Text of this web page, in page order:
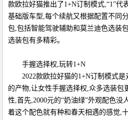
款欧拉好猫推出了1+N订制模式,“1”代
基础版车型,每个续航又根据配置不同
包,包括智能驾驶辅助和莫兰迪色选装
选装包有多精彩。
手握选择权,玩转1+N
2022款欧拉好猫的1+N订制模式
的产物,让女性手握选择权,众多选装包
性,首先,2000元的“奶油绿”外观配色没
着这个配色就有种和春天相遇的感觉,